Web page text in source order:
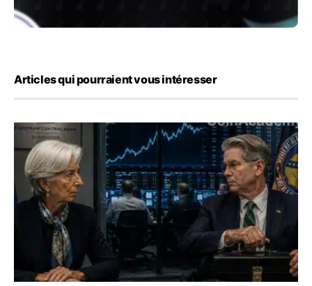
Articles qui pourraient vous intéresser
Yen : Washington a vendu des euros sans prévenir la